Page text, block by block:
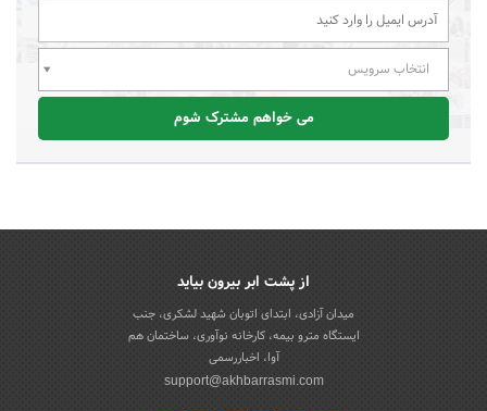
انتخاب سرویس
می خواهم مشترک شوم
از پشت ابر بیرون بیاید
میدان آزادی، ابتدای اتوبان شهید لشکری، جنب
ایستگاه مترو بیمه، کارخانه نوآوری، ساختمان هم
آوا، اخباررسمی
support@akhbarrasmi.com